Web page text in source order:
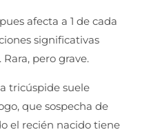
afecta a 1 de cada
significativas
pero grave.
tricúspide suele
que sospecha de
el recién nacido tiene